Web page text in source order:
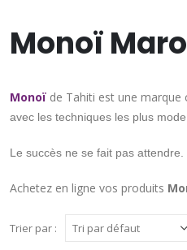
Monoï
Monoï de Tahiti est une marque
avec les techniques les plus
Le succès ne se fait pas
Achetez en ligne vos produits
Trier par :